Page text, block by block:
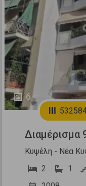
6
Previous
Διαμέρισμα
Κυψέλη - Νέα
2
1